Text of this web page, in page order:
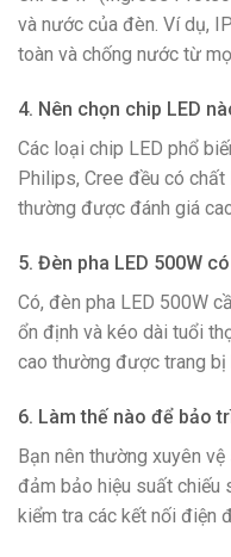
và nước của đèn. Ví dụ,
toàn và chống nước từ
4. Nên chọn chip LED
Các loại chip LED phổ
Philips, Cree đều có
thường được đánh giá
5. Đèn pha LED 500W
Có, đèn pha LED 500W
ổn định và kéo dài tuổi
cao thường được trang bị
6. Làm thế nào để bảo
Bạn nên thường xuyên
đảm bảo hiệu suất chiếu
kiểm tra các kết nối điện